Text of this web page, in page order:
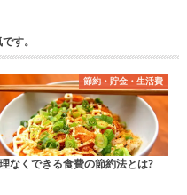
す。
節約・貯金・生活費
なくできる食費の節約法とは?